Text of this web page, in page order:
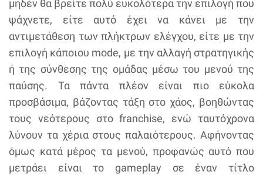
μηδέν θα βρείτε πολύ ευκολότερα την επιλογή που
ψάχνετε, είτε αυτό έχει να κάνει με την
αντιμετάθεση των πλήκτρων ελέγχου, είτε με την
επιλογή κάποιου mode, με την αλλαγή στρατηγικής
ή της σύνθεσης της ομάδας μέσω του μενού της
παύσης. Τα πάντα πλέον είναι πιο εύκολα
προσβάσιμα, βάζοντας τάξη στο χάος, βοηθώντας
τους νεότερους στο franchise, ενώ ταυτόχρονα
λύνουν τα χέρια στους παλαιότερους. Αφήνοντας
όμως κατά μέρος τα μενού, προφανώς αυτό που
μετράει είναι το gameplay σε έναν τίτλο